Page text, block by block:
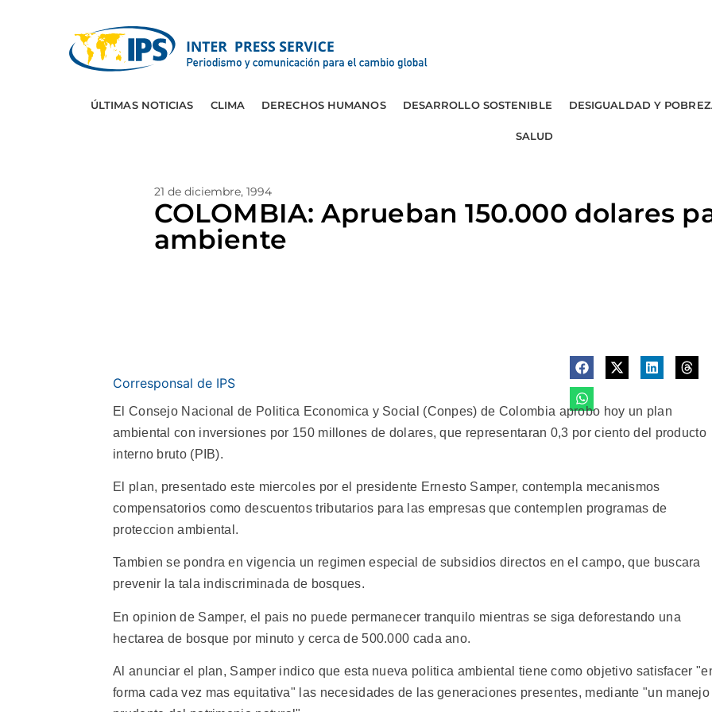
ÚLTIMAS NOTICIAS CLIMA DERECHOS HUMANOS DESARROLLO SOSTENIBLE DESIGUALDAD Y
SALUD
21 de diciembre, 1994
COLOMBIA: Aprueban 150.000 dolares
ambiente
Corresponsal de IPS
El Consejo Nacional de Politica Economica y Social (Conpes) de Colombia aprobo hoy un plan
ambiental con inversiones por 150 millones de dolares, que representaran 0,3 por ciento del producto
interno bruto (PIB).
El plan, presentado este miercoles por el presidente Ernesto Samper, contempla mecanismos
compensatorios como descuentos tributarios para las empresas que contemplen programas de
proteccion ambiental.
Tambien se pondra en vigencia un regimen especial de subsidios directos en el campo, que buscara
prevenir la tala indiscriminada de bosques.
En opinion de Samper, el pais no puede permanecer tranquilo mientras se siga deforestando una
hectarea de bosque por minuto y cerca de 500.000 cada ano.
Al anunciar el plan, Samper indico que esta nueva politica ambiental tiene como objetivo satisfacer
forma cada vez mas equitativa" las necesidades de las generaciones presentes, mediante "un manejo